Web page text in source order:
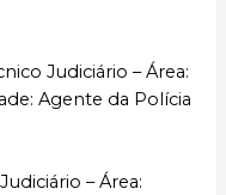
Judiciário – Área:
Agente da Polícia
– Área: